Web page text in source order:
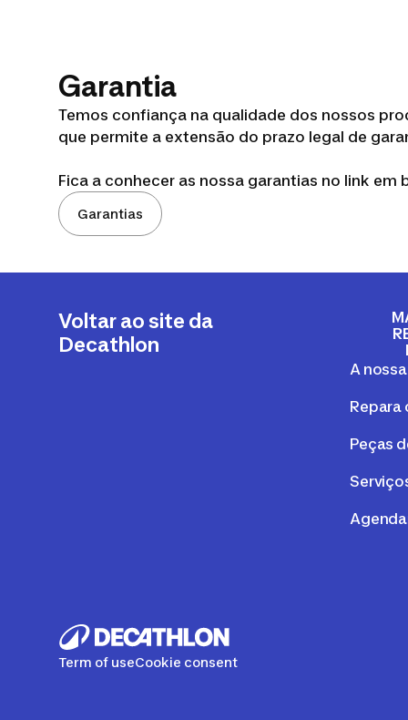
Garantia
Temos confiança na qualidade dos nossos
que permite a extensão do prazo legal de
Fica a conhecer as nossa garantias no link em
Garantias
Voltar ao site da
Decathlon
A
Repara
Peças
Term of useCookie consent